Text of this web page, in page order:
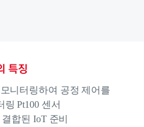
특징
니터링하여 공정 제어를
Pt100 센서
합된 IoT 준비